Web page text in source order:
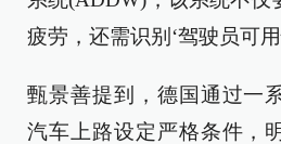
疲劳，还需识别‘驾驶员可用
甄景善提到，德国通过一
汽车上路设定严格条件，